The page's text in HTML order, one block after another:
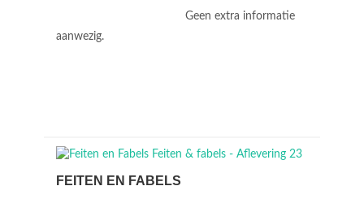
Geen extra informatie
aanwezig.
FEITEN EN FABELS